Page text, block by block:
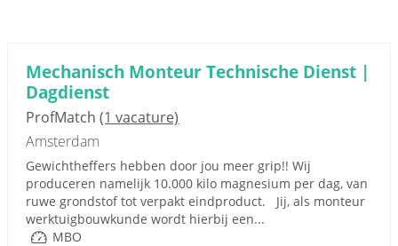
Mechanisch Monteur Technische Dienst |
Dagdienst
ProfMatch (1 vacature)
Amsterdam
Gewichtheffers hebben door jou meer grip!! Wij
produceren namelijk 10.000 kilo magnesium per dag, van
ruwe grondstof tot verpakt eindproduct. Jij, als monteur
werktuigbouwkunde wordt hierbij een...
MBO